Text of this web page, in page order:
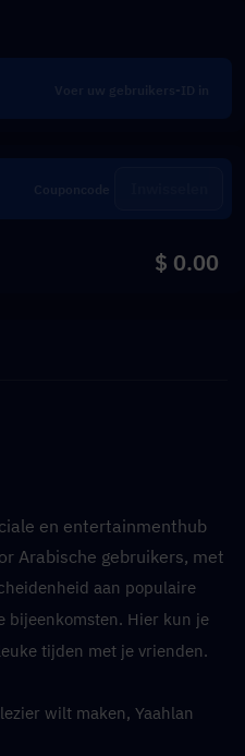
$ 0.00
en entertainmenthub
Arabische gebruikers, met
aan populaire
bijeenkomsten. Hier kun je
tijden met je vrienden.
wilt maken, Yaahlan